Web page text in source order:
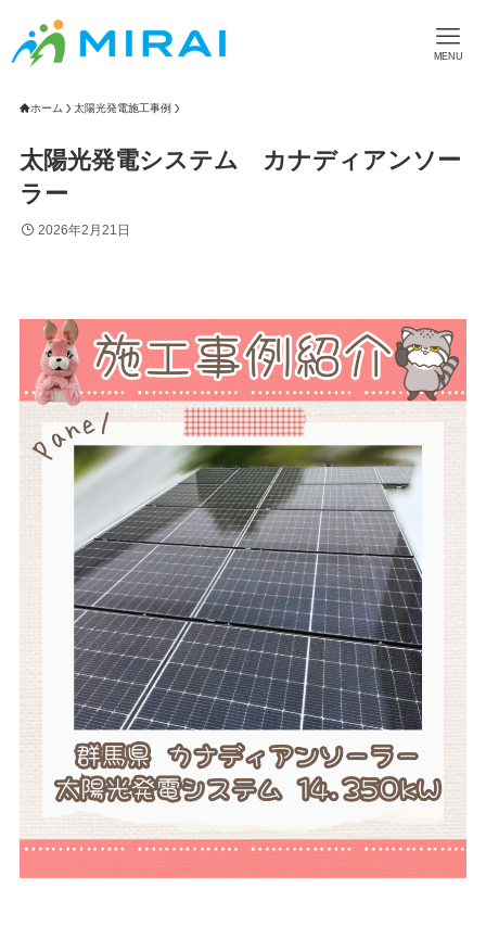
MENU
ホーム 太陽光発電施工事例
太陽光発電システム カナディアンソー
ラー
2026年2月21日